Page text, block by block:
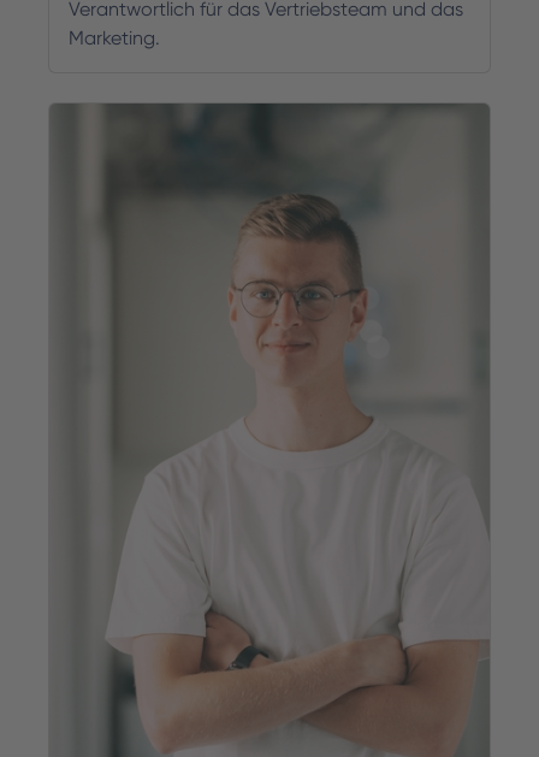
Verantwortlich für das Vertriebsteam und das
Marketing.